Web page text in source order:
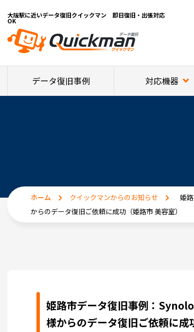
大阪駅に近いデータ復旧クイックマン 即日復旧・出張対応
OK
データ復旧事例 対応機器
ホーム クイックマンからのお知らせ
姫
からのデータ復旧ご依頼に成功（姫路市 美容室）
姫路市データ復旧事例：
様からのデータ復旧ご依頼に成